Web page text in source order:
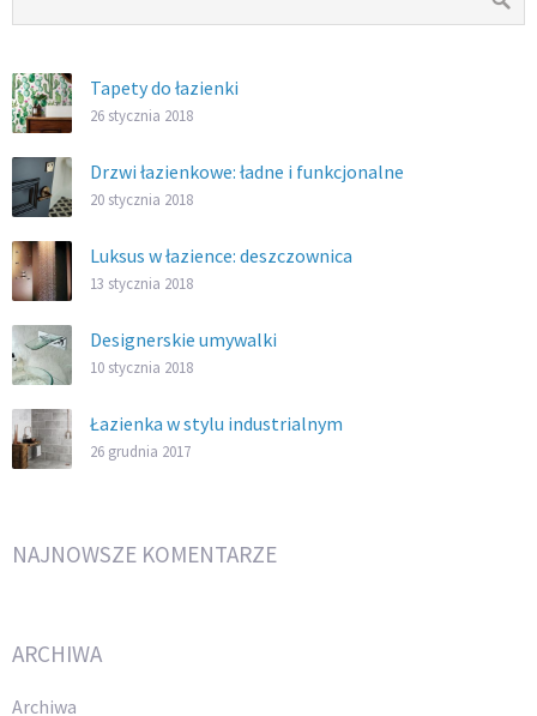
Tapety do łazienki
26 stycznia 2018
Drzwi łazienkowe: ładne i funkcjonalne
20 stycznia 2018
Luksus w łazience: deszczownica
13 stycznia 2018
Designerskie umywalki
10 stycznia 2018
Łazienka w stylu industrialnym
26 grudnia 2017
NAJNOWSZE KOMENTARZE
ARCHIWA
Archiwa